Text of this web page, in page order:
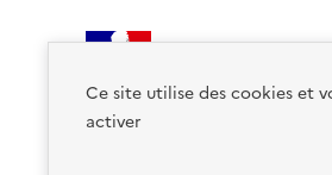
FRANÇAISE
Ce site utilise des cookies et
activer